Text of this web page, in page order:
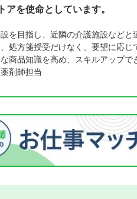
を使命としています。
を目指し、近隣の介護施設など
処方箋授受だけなく、要望に応
商品知識を高め、スキルアップで
剤師担当